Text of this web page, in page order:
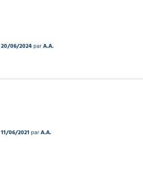
20/06/2024parA.A.
11/06/2021 parA.A.